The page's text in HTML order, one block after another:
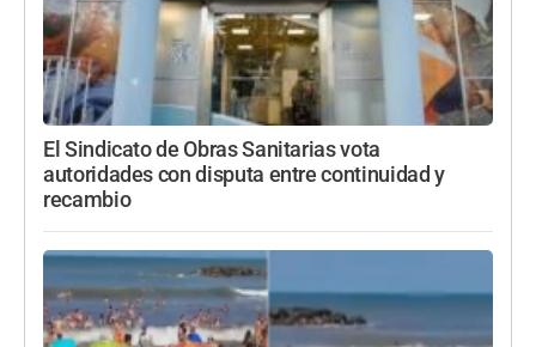
El Sindicato de Obras Sanitarias vota
autoridades con disputa entre continuidad y
recambio